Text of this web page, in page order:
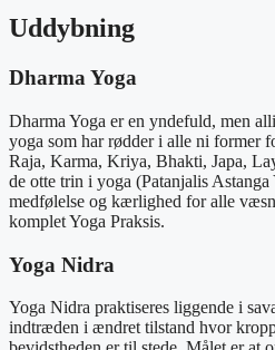
Uddybning
Dharma Yoga
Dharma Yoga er en yndefuld, men
yoga som har rødder i alle ni former
Raja, Karma, Kriya, Bhakti, Japa,
de otte trin i yoga (Patanjalis
medfølelse og kærlighed for alle
komplet Yoga Praksis.
Yoga Nidra
Yoga Nidra praktiseres liggende i
indtræden i ændret tilstand hvor